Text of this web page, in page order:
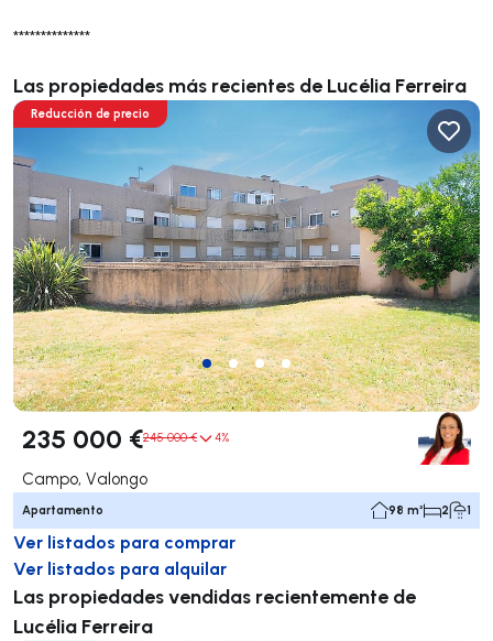
**************
Las propiedades más recientes de Lucélia Ferreira
Reducción de precio
235 000 €245 000 € 4%
Campo, Valongo
Apartamento 98 m² 2 1
Ver listados para comprar
Ver listados para alquilar
Las propiedades vendidas recientemente de
Lucélia Ferreira